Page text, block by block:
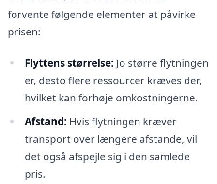
forvente følgende elementer at påvirke
prisen:
Flyttens størrelse: Jo større flytningen
er, desto flere ressourcer kræves der,
hvilket kan forhøje omkostningerne.
Afstand: Hvis flytningen kræver
transport over længere afstande, vil
det også afspejle sig i den samlede
pris.